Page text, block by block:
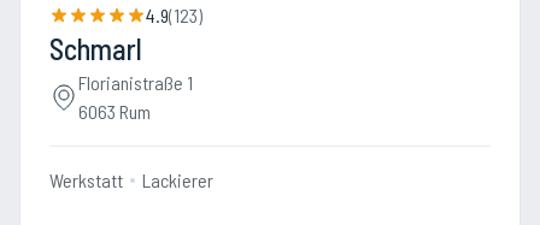
4.9(123)
Schmarl
Florianistraße 1
6063 Rum
Werkstatt Lackierer